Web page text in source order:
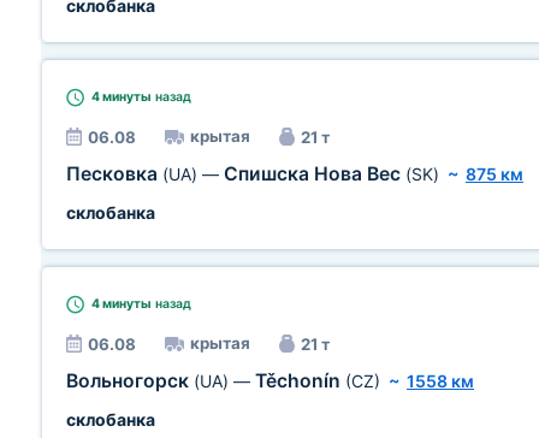
склобанка
4 минуты назад
06.08 крытая 21 т
Песковка (UA) — Спишска Нова Вес (SK) ~ 875 км
склобанка
4 минуты назад
06.08 крытая 21 т
Вольногорск (UA) — Těchonín (CZ) ~ 1558 км
склобанка